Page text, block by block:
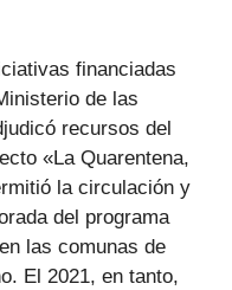
financiadas
de las
recursos del
«La Quarentena,
la circulación y
del programa
las comunas de
El 2021, en tanto,